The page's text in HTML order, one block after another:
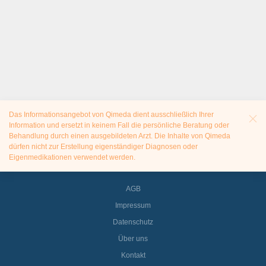
Das Informationsangebot von Qimeda dient ausschließlich Ihrer
Information und ersetzt in keinem Fall die persönliche Beratung oder
Behandlung durch einen ausgebildeten Arzt. Die Inhalte von Qimeda
dürfen nicht zur Erstellung eigenständiger Diagnosen oder
Eigenmedikationen verwendet werden.
AGB
Impressum
Datenschutz
Über uns
Kontakt